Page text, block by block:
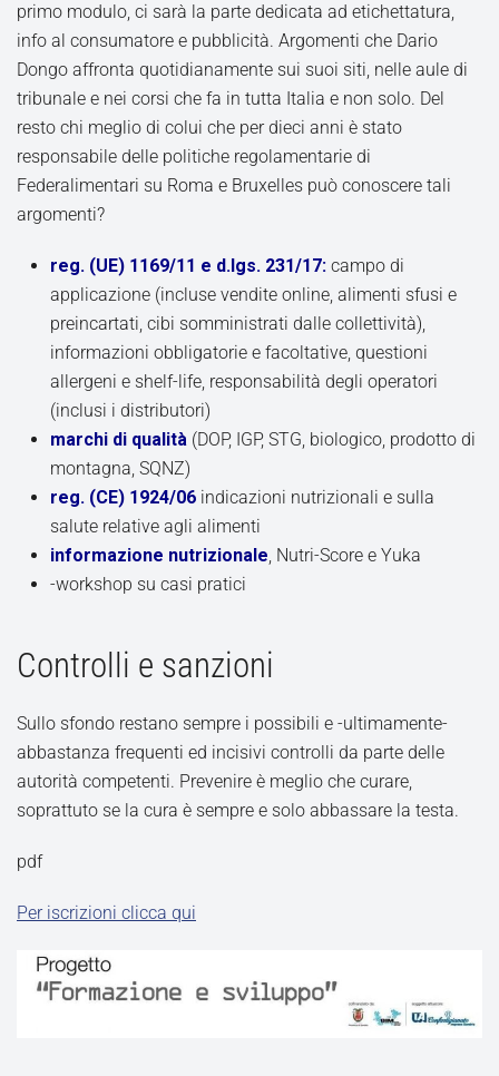
primo modulo, ci sarà la parte dedicata ad etichettatura,
info al consumatore e pubblicità. Argomenti che Dario
Dongo affronta quotidianamente sui suoi siti, nelle aule di
tribunale e nei corsi che fa in tutta Italia e non solo. Del
resto chi meglio di colui che per dieci anni è stato
responsabile delle politiche regolamentarie di
Federalimentari su Roma e Bruxelles può conoscere tali
argomenti?
reg. (UE) 1169/11 e d.lgs. 231/17: campo di
applicazione (incluse vendite online, alimenti sfusi e
preincartati, cibi somministrati dalle collettività),
informazioni obbligatorie e facoltative, questioni
allergeni e shelf-life, responsabilità degli operatori
(inclusi i distributori)
marchi di qualità (DOP, IGP, STG, biologico, prodotto di
montagna, SQNZ)
reg. (CE) 1924/06 indicazioni nutrizionali e sulla
salute relative agli alimenti
informazione nutrizionale, Nutri-Score e Yuka
-workshop su casi pratici
Controlli e sanzioni
Sullo sfondo restano sempre i possibili e -ultimamente-
abbastanza frequenti ed incisivi controlli da parte delle
autorità competenti. Prevenire è meglio che curare,
soprattuto se la cura è sempre e solo abbassare la testa.
pdf
Per iscrizioni clicca qui